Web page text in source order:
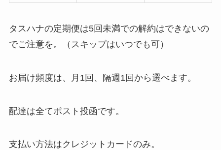
タスハナの定期便は5回未満での解約はできないの
でご注意を。（スキップはいつでも可）
お届け頻度は、月1回、隔週1回から選べます。
配達は全てポスト投函です。
支払い方法はクレジットカードのみ。